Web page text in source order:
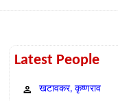
Latest People
खटावकर, कृष्णराव